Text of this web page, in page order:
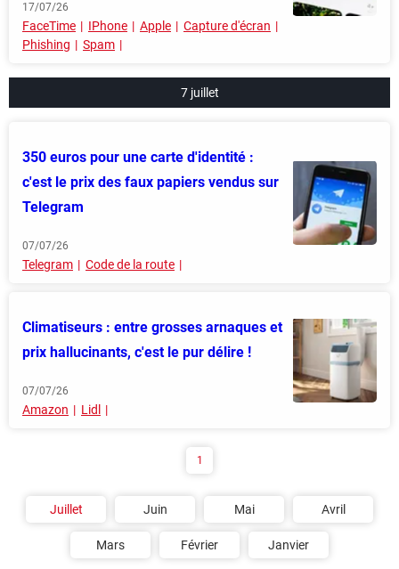
17/07/26
FaceTime IPhone Apple
Capture d'écran
Phishing
Spam
7 juillet
350 euros pour une carte d'identité :
c'est le prix des faux papiers vendus sur
Telegram
07/07/26
Telegram Code de la route
Climatiseurs : entre grosses arnaques et
prix hallucinants, c'est le pur délire !
07/07/26
Amazon Lidl
1
Juillet Juin Mai Avril
Mars Février Janvier